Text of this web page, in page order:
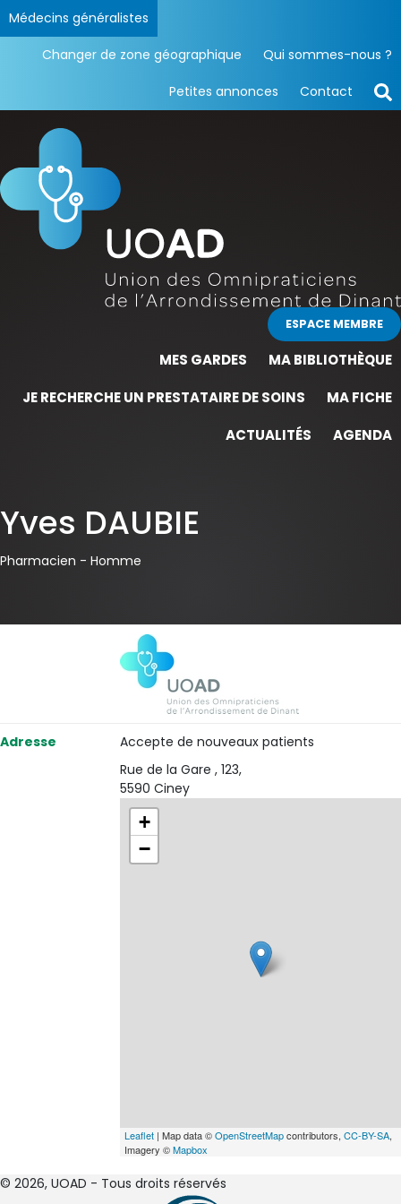
Médecins généralistes
Changer de zone géographique Qui sommes-nous ?
Petites annonces Contact
ESPACE MEMBRE
MES GARDES
MA BIBLIOTHÈQUE
JE RECHERCHE UN PRESTATAIRE DE SOINS
MA FICHE
ACTUALITÉS
AGENDA
Yves DAUBIE
Pharmacien - Homme
Adresse
Accepte de nouveaux patients
Rue de la Gare , 123,
5590 Ciney
+
−
Leaflet | Map data ©OpenStreetMapcontributors,CC-BY-SA,
Imagery ©Mapbox
© 2026, UOAD - Tous droits réservés